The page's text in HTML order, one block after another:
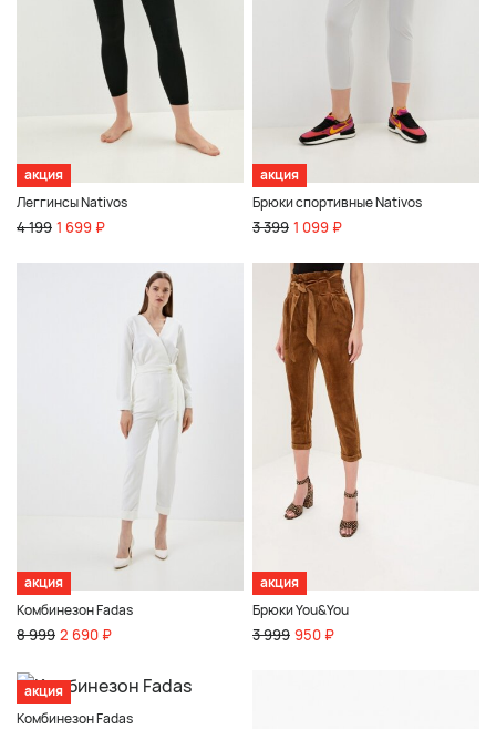
акция
Леггинсы Nativos
4 199 1 699 ₽
акция
Брюки спортивные Nativos
3 399 1 099 ₽
акция
Комбинезон Fadas
8 999 2 690 ₽
акция
Брюки You&You
3 999 950 ₽
акция
Комбинезон Fadas